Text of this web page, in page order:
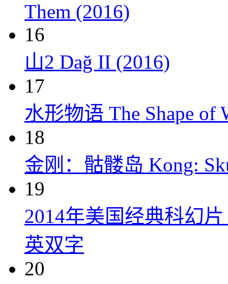
Them (2016)
16
山2 Dağ II (2016)
17
水形物语 The Shape of
18
金刚：骷髅岛 Kong:
19
2014年美国经典科幻
英双字
20